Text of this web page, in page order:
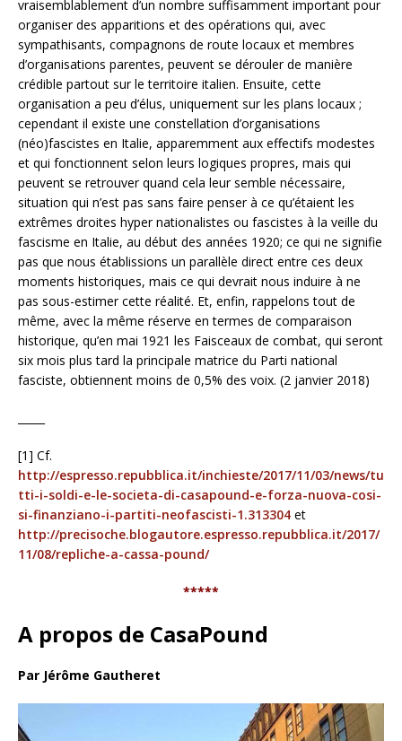
vraisemblablement d’un nombre suffisamment important pour
organiser des apparitions et des opérations qui, avec
sympathisants, compagnons de route locaux et membres
d’organisations parentes, peuvent se dérouler de manière
crédible partout sur le territoire italien. Ensuite, cette
organisation a peu d’élus, uniquement sur les plans locaux ;
cependant il existe une constellation d’organisations
(néo)fascistes en Italie, apparemment aux effectifs modestes
et qui fonctionnent selon leurs logiques propres, mais qui
peuvent se retrouver quand cela leur semble nécessaire,
situation qui n’est pas sans faire penser à ce qu’étaient les
extrêmes droites hyper nationalistes ou fascistes à la veille du
fascisme en Italie, au début des années 1920; ce qui ne signifie
pas que nous établissions un parallèle direct entre ces deux
moments historiques, mais ce qui devrait nous induire à ne
pas sous-estimer cette réalité. Et, enfin, rappelons tout de
même, avec la même réserve en termes de comparaison
historique, qu’en mai 1921 les Faisceaux de combat, qui seront
six mois plus tard la principale matrice du Parti national
fasciste, obtiennent moins de 0,5% des voix. (2 janvier 2018)
[1] Cf.
http://espresso.repubblica.it/inchieste/2017/11/03/news/tu
tti-i-soldi-e-le-societa-di-casapound-e-forza-nuova-cosi-
si-finanziano-i-partiti-neofascisti-1.313304 et
http://precisoche.blogautore.espresso.repubblica.it/2017/
11/08/repliche-a-cassa-pound/
*****
A propos de CasaPound
Par Jérôme Gautheret